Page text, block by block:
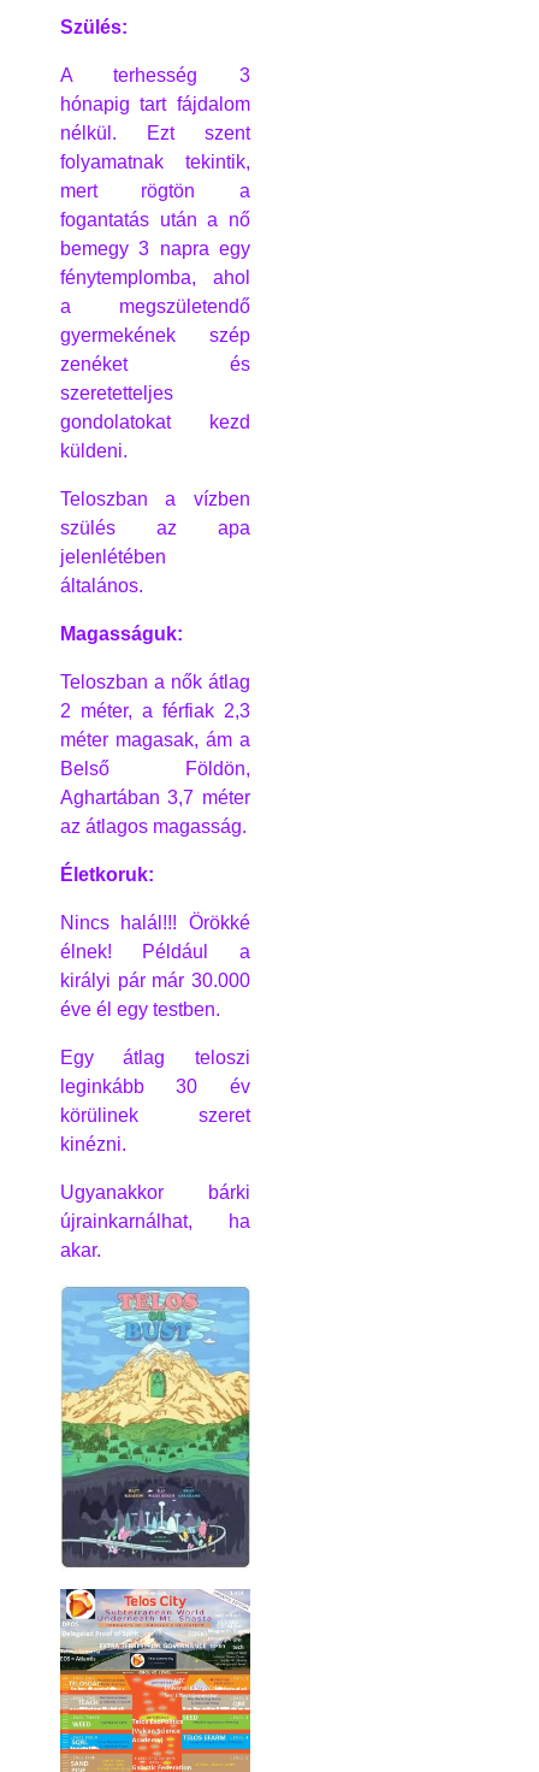
Szülés:
A terhesség 3
hónapig tart fájdalom
nélkül. Ezt szent
folyamatnak tekintik,
mert rögtön a
fogantatás után a nő
bemegy 3 napra egy
fénytemplomba, ahol
a megszületendő
gyermekének szép
zenéket és
szeretetteljes
gondolatokat kezd
küldeni.
Teloszban a vízben
szülés az apa
jelenlétében
általános.
Magasságuk:
Teloszban a nők átlag
2 méter, a férfiak 2,3
méter magasak, ám a
Belső Földön,
Aghartában 3,7 méter
az átlagos magasság.
Életkoruk:
Nincs halál!!! Örökké
élnek! Például a
királyi pár már 30.000
éve él egy testben.
Egy átlag teloszi
leginkább 30 év
körülinek szeret
kinézni.
Ugyanakkor bárki
újrainkarnálhat, ha
akar.